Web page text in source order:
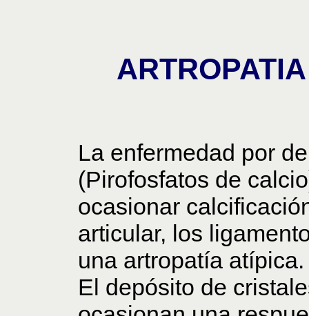
La enfermedad por
(Pirofosfatos de
ocasionar
articular, los
una artropatía
El depósito de